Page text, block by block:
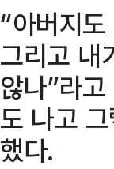
“아버지
그리고 내
않나”라
도 나고
했다.